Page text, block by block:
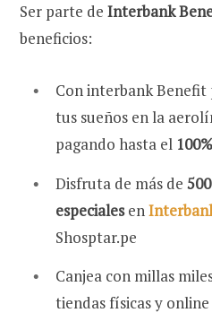
Ser parte de Interbank
beneficios:
Con interbank Benefit
tus sueños en la
pagando hasta el
Disfruta de más de
especialesen
Shosptar.pe
Canjea con millas
tiendas físicas y